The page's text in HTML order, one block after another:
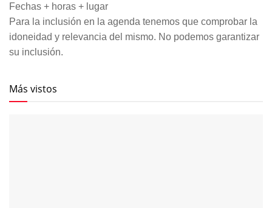
Fechas + horas + lugar
Para la inclusión en la agenda tenemos que comprobar la
idoneidad y relevancia del mismo. No podemos garantizar
su inclusión.
Más vistos